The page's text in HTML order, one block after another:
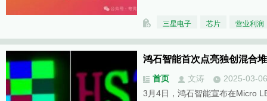
三星电子 芯片 营业利润
鸿石智能首次点亮独创混合
首页 文涛
2025-03-06
3月4日，鸿石智能宣布在Micro